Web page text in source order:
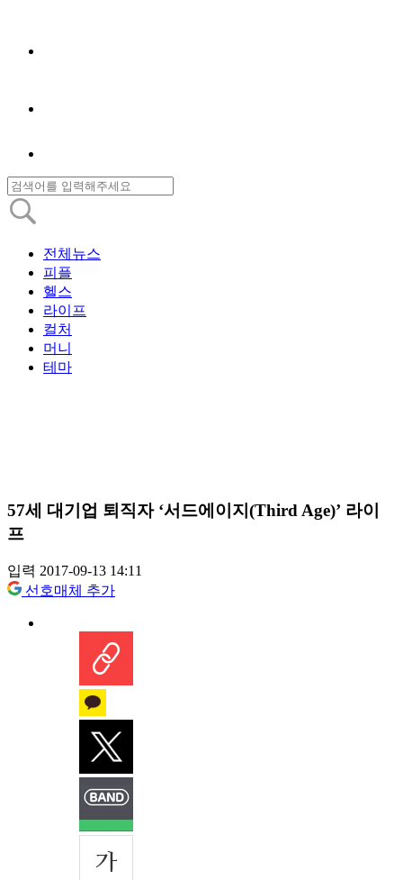
전체뉴스
피플
헬스
라이프
컬처
머니
테마
57세 대기업 퇴직자 ‘서드에이지(Third Age)’ 라이
프
입력 2017-09-13 14:11
선호매체 추가